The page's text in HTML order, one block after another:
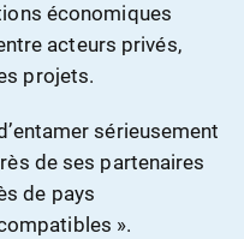
économiques
acteurs privés,
projets.
sérieusement
de ses partenaires
de pays
».